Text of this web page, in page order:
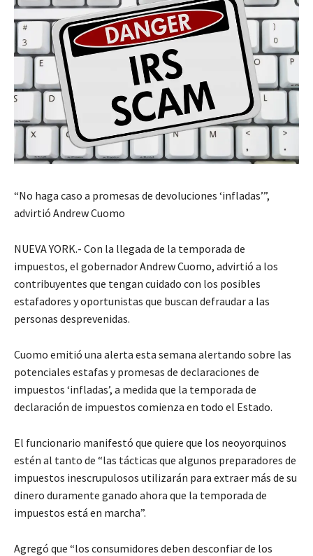
“No haga caso a promesas de devoluciones ‘infladas’”,
advirtió Andrew Cuomo
NUEVA YORK.- Con la llegada de la temporada de
impuestos, el gobernador Andrew Cuomo, advirtió a los
contribuyentes que tengan cuidado con los posibles
estafadores y oportunistas que buscan defraudar a las
personas desprevenidas.
Cuomo emitió una alerta esta semana alertando sobre las
potenciales estafas y promesas de declaraciones de
impuestos ‘infladas’, a medida que la temporada de
declaración de impuestos comienza en todo el Estado.
El funcionario manifestó que quiere que los neoyorquinos
estén al tanto de “las tácticas que algunos preparadores de
impuestos inescrupulosos utilizarán para extraer más de su
dinero duramente ganado ahora que la temporada de
impuestos está en marcha”.
Agregó que “los consumidores deben desconfiar de los